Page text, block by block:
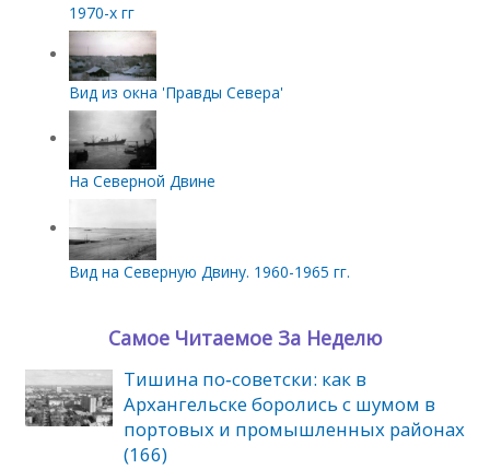
1970-х гг
Вид из окна 'Правды Севера'
На Северной Двине
Вид на Северную Двину. 1960-1965 гг.
Самое Читаемое За Неделю
Тишина по‑советски: как в
Архангельске боролись с шумом в
портовых и промышленных районах
(166)